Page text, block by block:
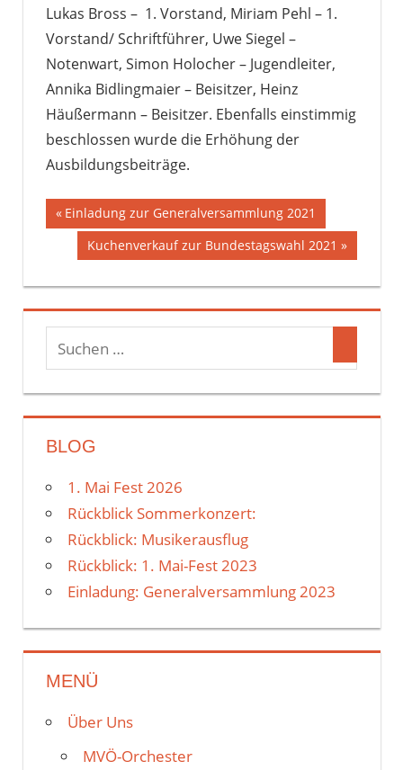
Lukas Bross – 1. Vorstand, Miriam Pehl – 1.
Vorstand/ Schriftführer, Uwe Siegel –
Notenwart, Simon Holocher – Jugendleiter,
Annika Bidlingmaier – Beisitzer, Heinz
Häußermann – Beisitzer. Ebenfalls einstimmig
beschlossen wurde die Erhöhung der
Ausbildungsbeiträge.
Beitragsnavigation
Vorheriger
Beitrag:
Einladung zur Generalversammlung 2021
Nächster
Kuchenverkauf zur Bundestagswahl 2021
BLOG
1. Mai Fest 2026
Rückblick Sommerkonzert:
Rückblick: Musikerausflug
Rückblick: 1. Mai-Fest 2023
Einladung: Generalversammlung 2023
MENÜ
Über Uns
MVÖ-Orchester